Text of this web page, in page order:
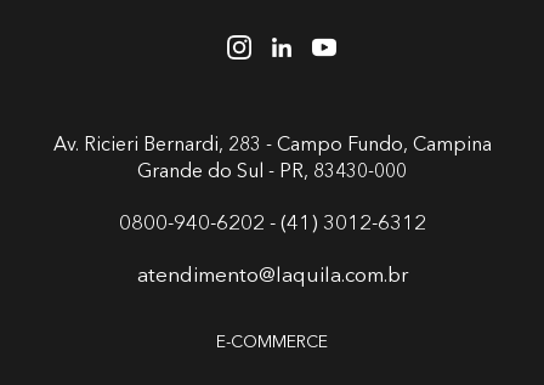
Av. Ricieri Bernardi, 283 - Campo Fundo, Campina
Grande do Sul - PR, 83430-000
0800-940-6202 - (41) 3012-6312
atendimento@laquila.com.br
E-COMMERCE